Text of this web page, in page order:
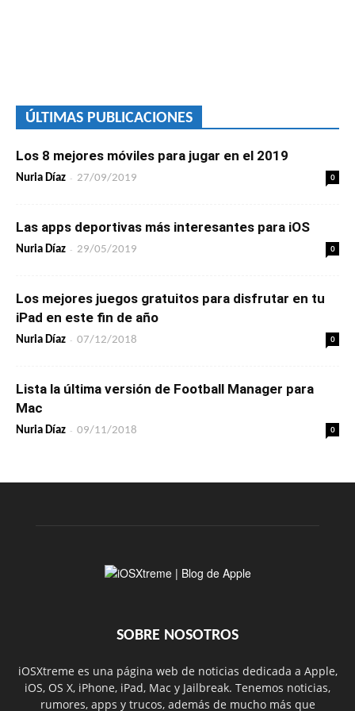
ÚLTIMAS PUBLICACIONES
Los 8 mejores móviles para jugar en el 2019
Nuria Díaz - 27/09/2019 0
Las apps deportivas más interesantes para iOS
Nuria Díaz - 29/05/2019 0
Los mejores juegos gratuitos para disfrutar en tu
iPad en este fin de año
Nuria Díaz - 07/12/2018 0
Lista la última versión de Football Manager para
Mac
Nuria Díaz - 09/11/2018 0
SOBRE NOSOTROS
iOSXtreme es una página web de noticias dedicada a Apple,
iOS, OS X, iPhone, iPad, Mac y Jailbreak. Tenemos noticias,
rumores, apps y trucos, además de mucho más que